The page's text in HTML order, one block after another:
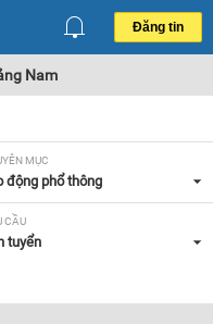
Đăng tin
Nam
MỤC
động phổ thông
CẦU
tuyển